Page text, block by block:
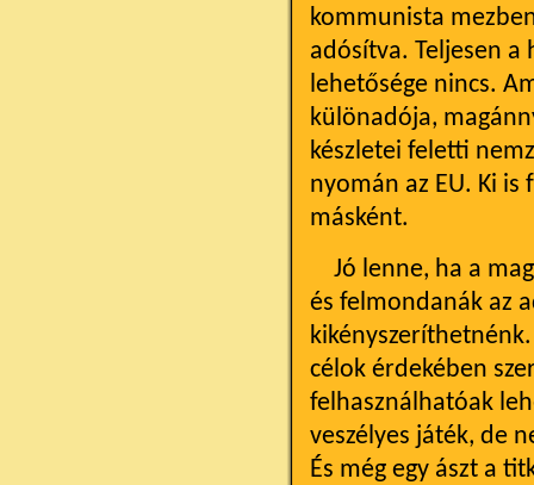
kommunista
adósítva. Teljesen a
lehetősége nincs.
különadója,
készletei feletti
nyomán az EU. Ki
másként.
Jó lenne, ha a
és felmondanák az
célok érdekében
felhasználhatóak
veszélyes játék, de
És még egy ászt a